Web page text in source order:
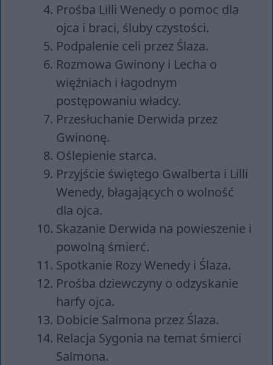
Prośba Lilli Wenedy o pomoc dla
ojca i braci, śluby czystości.
Podpalenie celi przez Ślaza.
Rozmowa Gwinony i Lecha o
więźniach i łagodnym
postępowaniu władcy.
Przesłuchanie Derwida przez
Gwinonę.
Oślepienie starca.
Przyjście świętego Gwalberta i Lilli
Wenedy, błagających o wolność
dla ojca.
Skazanie Derwida na powieszenie i
powolną śmierć.
Spotkanie Rozy Wenedy i Ślaza.
Prośba dziewczyny o odzyskanie
harfy ojca.
Dobicie Salmona przez Ślaza.
Relacja Sygonia na temat śmierci
Salmona.